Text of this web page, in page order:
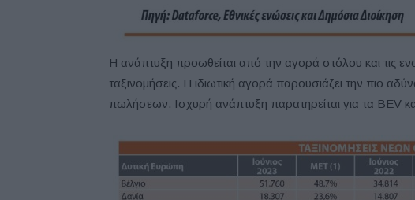
Η ανάπτυξη προωθείται από την αγορά στόλου και τις
ταξινομήσεις. Η ιδιωτική αγορά παρουσιάζει την πιο
πωλήσεων. Ισχυρή ανάπτυξη παρατηρείται για τα BEV